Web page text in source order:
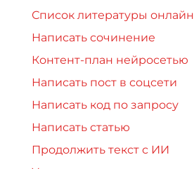
Список литературы онлайн
Написать сочинение
Контент-план нейросетью
Написать пост в соцсети
Написать код по запросу
Написать статью
Продолжить текст с ИИ